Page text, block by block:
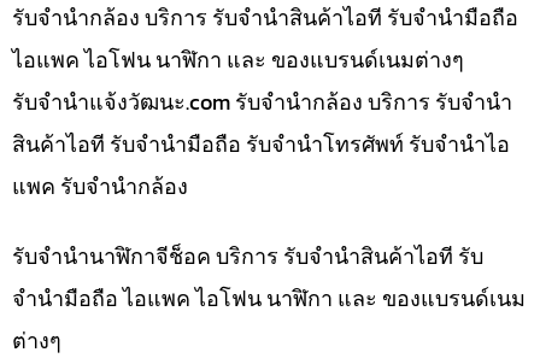
รับจำนำกล้อง บริการ รับจำนำสินค้าไอที รับจำนำมือถือ
ไอแพค ไอโฟน นาฬิกา และ ของแบรนด์เนมต่างๆ
รับจํานําแจ้งวัฒนะ.com รับจำนำกล้อง บริการ รับจำนำ
สินค้าไอที รับจำนำมือถือ รับจำนำโทรศัพท์ รับจำนำไอ
แพค รับจำนำกล้อง
รับจำนำนาฬิกาจีช็อค บริการ รับจำนำสินค้าไอที รับ
จำนำมือถือ ไอแพค ไอโฟน นาฬิกา และ ของแบรนด์เนม
ต่างๆ